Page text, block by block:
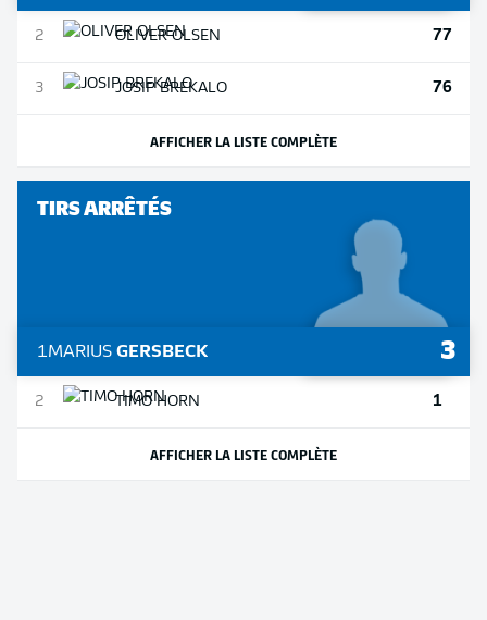
2 OLIVEROLSEN 77
3 JOSIPBREKALO 76
AFFICHER LA LISTE COMPLÈTE
TIRS ARRÊTÉS
1MARIUS GERSBECK 3
2 TIMOHORN 1
AFFICHER LA LISTE COMPLÈTE